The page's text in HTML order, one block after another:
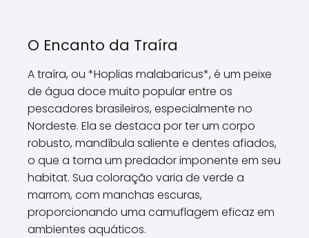
O Encanto da Traíra
A traíra, ou *Hoplias malabaricus*, é um peixe
de água doce muito popular entre os
pescadores brasileiros, especialmente no
Nordeste. Ela se destaca por ter um corpo
robusto, mandíbula saliente e dentes afiados,
o que a torna um predador imponente em seu
habitat. Sua coloração varia de verde a
marrom, com manchas escuras,
proporcionando uma camuflagem eficaz em
ambientes aquáticos.